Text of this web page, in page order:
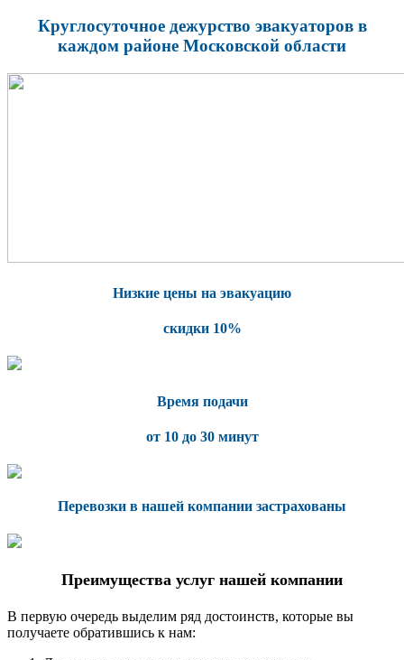
Круглосуточное дежурство эвакуаторов в
каждом районе Московской области
Низкие цены на эвакуацию
скидки 10%
Время подачи
от 10 до 30 минут
Перевозки в нашей компании застрахованы
Преимущества услуг нашей компании
В первую очередь выделим ряд достоинств, которые вы
получаете обратившись к нам: